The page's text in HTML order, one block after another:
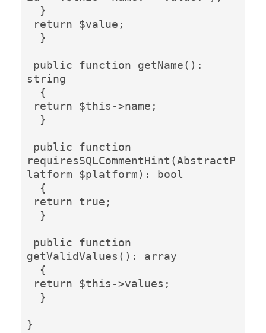
string
requiresSQLCommentHint(AbstractP
latform $platform): bool
getValidValues(): array
}